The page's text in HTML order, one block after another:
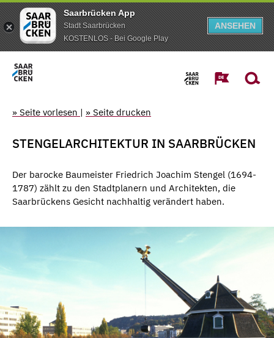
Saarbrücken App
Stadt Saarbrücken
KOSTENLOS - Bei Google Play
ANSEHEN
» Seite vorlesen | » Seite drucken
STENGELARCHITEKTUR IN SAARBRÜCKEN
Der barocke Baumeister Friedrich Joachim Stengel (1694-
1787) zählt zu den Stadtplanern und Architekten, die
Saarbrückens Gesicht nachhaltig verändert haben.